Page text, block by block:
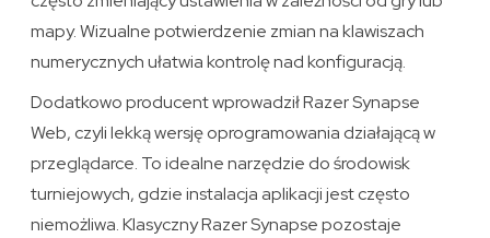
mapy. Wizualne potwierdzenie zmian na klawiszach
numerycznych ułatwia kontrolę nad konfiguracją.
Dodatkowo producent wprowadził Razer Synapse
Web, czyli lekką wersję oprogramowania działającą w
przeglądarce. To idealne narzędzie do środowisk
turniejowych, gdzie instalacja aplikacji jest często
niemożliwa. Klasyczny Razer Synapse pozostaje